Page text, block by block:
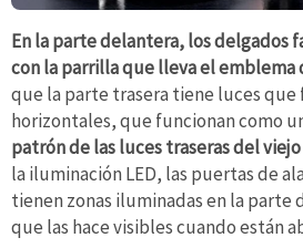
En la parte delantera, los delgados
con la parrilla que lleva el emblema
que la parte trasera tiene luces que
horizontales, que funcionan como
patrón de las luces traseras del viejo
la iluminación LED, las puertas de
tienen zonas iluminadas en la parte
que las hace visibles cuando están